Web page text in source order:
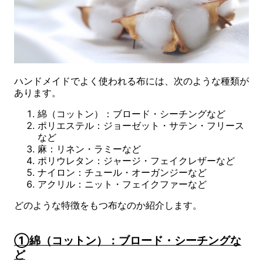
ハンドメイドでよく使われる布には、次のような種類が
あります。
綿（コットン）：ブロード・シーチングなど
ポリエステル：ジョーゼット・サテン・フリース
など
麻：リネン・ラミーなど
ポリウレタン：ジャージ・フェイクレザーなど
ナイロン：チュール・オーガンジーなど
アクリル：ニット・フェイクファーなど
どのような特徴をもつ布なのか紹介します。
①綿（コットン）：ブロード・シーチングな
ど